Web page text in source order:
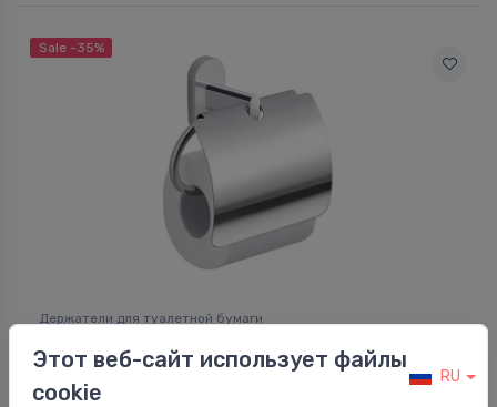
Sale -35%
Держатели для туалетной бумаги
хром
12.34 €
Этот веб-сайт использует файлы
cookie
RU